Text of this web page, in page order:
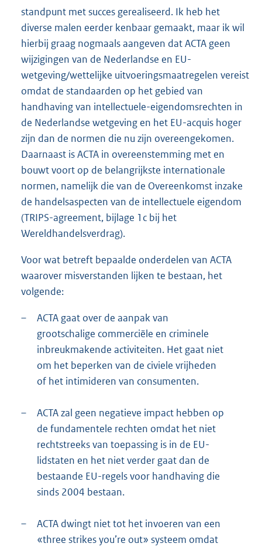
standpunt met succes gerealiseerd. Ik heb het
diverse malen eerder kenbaar gemaakt, maar ik wil
hierbij graag nogmaals aangeven dat ACTA geen
wijzigingen van de Nederlandse en EU-
wetgeving/wettelijke uitvoeringsmaatregelen vereist
omdat de standaarden op het gebied van
handhaving van intellectuele-eigendomsrechten in
de Nederlandse wetgeving en het EU-acquis hoger
zijn dan de normen die nu zijn overeengekomen.
Daarnaast is ACTA in overeenstemming met en
bouwt voort op de belangrijkste internationale
normen, namelijk die van de Overeenkomst inzake
de handelsaspecten van de intellectuele eigendom
(TRIPS-agreement, bijlage 1c bij het
Wereldhandelsverdrag).
Voor wat betreft bepaalde onderdelen van ACTA
waarover misverstanden lijken te bestaan, het
volgende:
–
ACTA gaat over de aanpak van
grootschalige commerciële en criminele
inbreukmakende activiteiten. Het gaat niet
om het beperken van de civiele vrijheden
of het intimideren van consumenten.
–
ACTA zal geen negatieve impact hebben op
de fundamentele rechten omdat het niet
rechtstreeks van toepassing is in de EU-
lidstaten en het niet verder gaat dan de
bestaande EU-regels voor handhaving die
sinds 2004 bestaan.
–
ACTA dwingt niet tot het invoeren van een
«three strikes you’re out» systeem omdat